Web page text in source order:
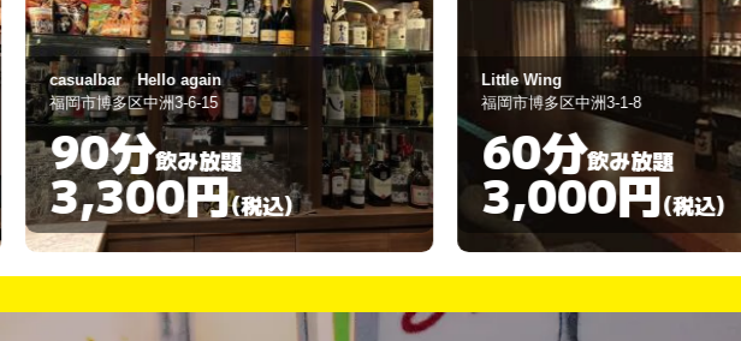
Little Wing
福岡市博多区中洲3-1-8
60分 飲み放題
3,000円(税込)
カラオケステー
福岡市博多区中
90分